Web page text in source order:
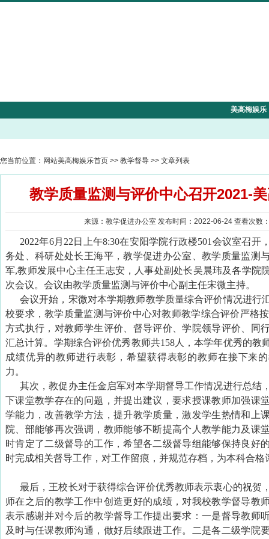
美高梅娱乐
您当前位置： 网站美高梅娱乐首页 >> 教学督导 >> 文章列表
教学质量监测与评价中心召开2021-
来源：教学促进办公室 发布时间：2022-06-24 查看次数
2022年6月22日上午8:30在安阳学院行政楼501会议室召开
务处、科研处处长王海平，教学促进办公室、教学质量监测
军,教师发展中心主任王志安，人事处副处长吴晨玮及各学院
次会议。会议由教学质量监测与评价中心副主任宋微主持。
会议开始，宋微对本学期教师教学质量综合评价情况进行
校要求，教学质量监测与评价中心对教师教学综合评价严格
方式执行，对教师学生评价、督导评价、学院领导评价、同
汇总计算。学期综合评价优秀教师共158人，本学年优秀的教
成绩优异的教师进行表彰，希望获得表彰的教师在接下来
力。
其次，教促办主任金启军对本学期督导工作情况进行总结
下课堂教学存在的问题，并提出建议，要求授课教师加强课
学能力，改善教学方法，提升教学质量，激发学生热情和上
院、部能够再次强调，教师能够不断提高个人教学能力及课
时肯定了二级督导的工作，希望各二级督导组能够保持良好
时完成相关督导工作，对工作留痕，并规范存档，为本科合格
最后，王校长对于获得综合评价优秀教师表示衷心的祝贺
师在之后的教学工作中创造更好的成绩，对我校教学督导教
表示感谢并对今后的教学督导工作提出要求：一是督导教师
及时与任课教师沟通，做好后续跟进工作。二是各二级学院